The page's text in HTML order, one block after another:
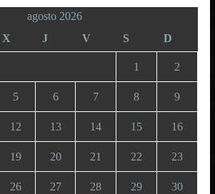
agosto 2026
X J V S D
1 2
5 6 7 8 9
12 13 14 15 16
19 20 21 22 23
26 27 28 29 30